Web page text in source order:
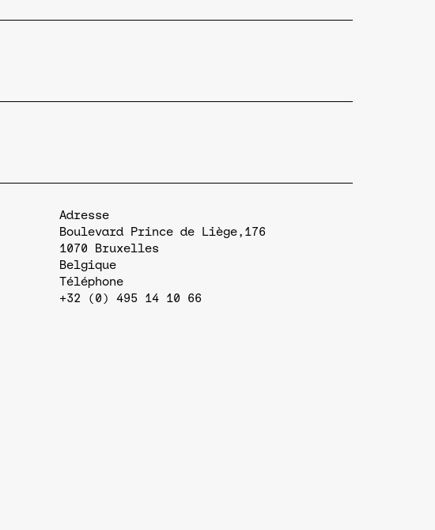
Adresse
Boulevard Prince de Liège,176
1070
Bruxelles
Belgique
Téléphone
+32 (0) 495 14 10 66